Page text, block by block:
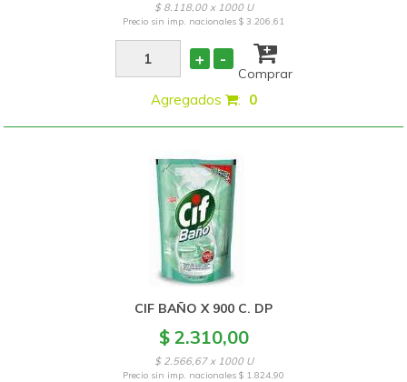
$ 8.118,00 x 1000 U
Precio sin imp. nacionales$ 3.206,61
+ -
Comprar
Agregados : 0
CIF BAÑO X 900 C. DP
$ 2.310,00
$ 2.566,67 x 1000 U
Precio sin imp. nacionales$ 1.824,90